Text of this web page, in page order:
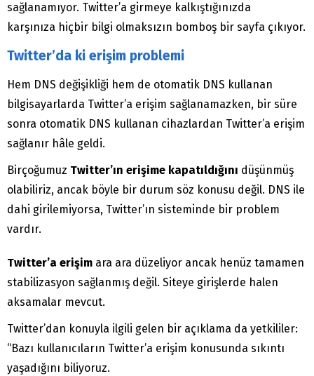
sağlanamıyor. Twitter’a girmeye kalkıştığınızda
karşınıza hiçbir bilgi olmaksızın bomboş bir sayfa çıkıyor.
Twitter’da ki erişim problemi
Hem DNS değişikliği hem de otomatik DNS kullanan
bilgisayarlarda Twitter’a erişim sağlanamazken, bir süre
sonra otomatik DNS kullanan cihazlardan Twitter’a erişim
sağlanır hâle geldi.
Birçoğumuz Twitter’ın erişime kapatıldığını düşünmüş
olabiliriz, ancak böyle bir durum söz konusu değil. DNS ile
dahi girilemiyorsa, Twitter’ın sisteminde bir problem
vardır.
Twitter’a erişim ara ara düzeliyor ancak henüz tamamen
stabilizasyon sağlanmış değil. Siteye girişlerde halen
aksamalar mevcut.
Twitter’dan konuyla ilgili gelen bir açıklama da yetkililer:
“Bazı kullanıcıların Twitter’a erişim konusunda sıkıntı
yaşadığını biliyoruz.